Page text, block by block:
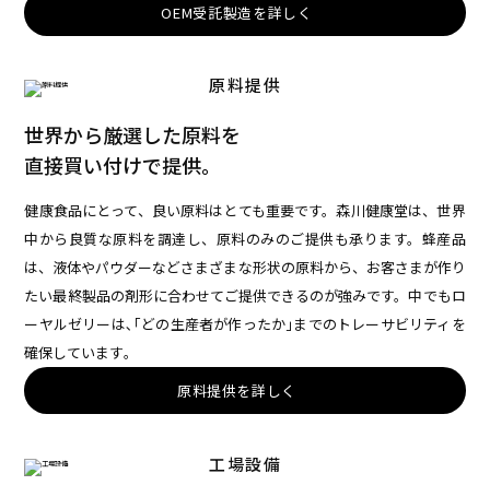
OEM受託製造を詳しく
原料提供
世界から厳選した原料を
直接買い付けで提供。
健康食品にとって、良い原料はとても重要です。森川健康堂は、世界
中から良質な原料を調達し、原料のみのご提供も承ります。蜂産品
は、液体やパウダーなどさまざまな形状の原料から、お客さまが作り
たい最終製品の剤形に合わせてご提供できるのが強みです。中でもロ
ーヤルゼリーは､｢どの生産者が作ったか｣までのトレーサビリティを
確保しています｡
原料提供を詳しく
工場設備